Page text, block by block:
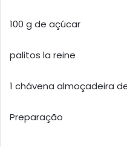
100 g de açúcar
palitos la reine
1 chávena almoçadeira
Preparação